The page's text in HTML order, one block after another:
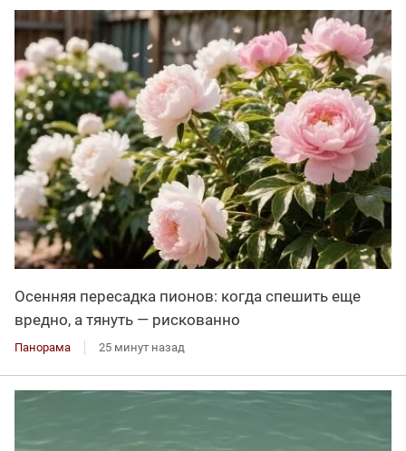
Осенняя пересадка пионов: когда спешить еще
вредно, а тянуть — рискованно
Панорама 25 минут назад